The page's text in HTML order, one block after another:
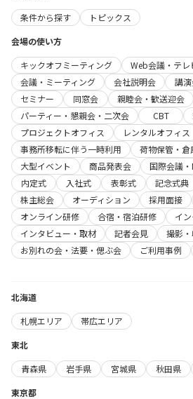
条件から探す
トピックス
会場の使い方
キックオフミーティング
Web会議・テレ
会議・ミーティング
会社説明会 講
セミナー
同窓会 親睦会・歓送迎会
パーティー・懇親会・二次会
CBT
プロジェクトオフィス
レンタルオフィス
事務所移転に伴う一時利用
荷物保管・倉
大型イベント
商品発表会 国際会議・
内定式
入社式 表彰式 記念式典
株主総会
オーディション 採用面接
オンライン研修
合宿・宿泊研修
イ
インタビュー・取材
記者会見
撮影
お別れの会・法要・偲ぶ会
ご利用事例
北海道
札幌エリア
帯広エリア
東北
青森県
岩手県 宮城県 秋田県
東京都